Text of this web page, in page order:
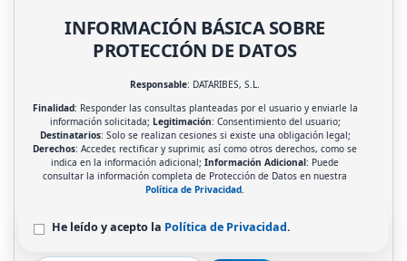
INFORMACIÓN BÁSICA SOBRE
PROTECCIÓN DE DATOS
Responsable: DATARIBES, S.L.
Finalidad: Responder las consultas planteadas por el usuario y enviarle la
información solicitada; Legitimación: Consentimiento del usuario;
Destinatarios: Solo se realizan cesiones si existe una obligación legal;
Derechos: Acceder, rectificar y suprimir, así como otros derechos, como se
indica en la información adicional;Información Adicional: Puede
consultar la información completa de Protección de Datos en nuestra
Política de Privacidad.
He leído y acepto la Política de Privacidad.